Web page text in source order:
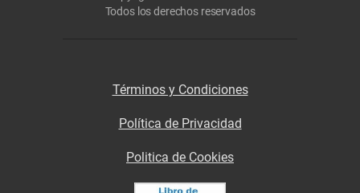
Todos los derechos reservados
Términos y Condiciones
Política de Privacidad
Politica de Cookies